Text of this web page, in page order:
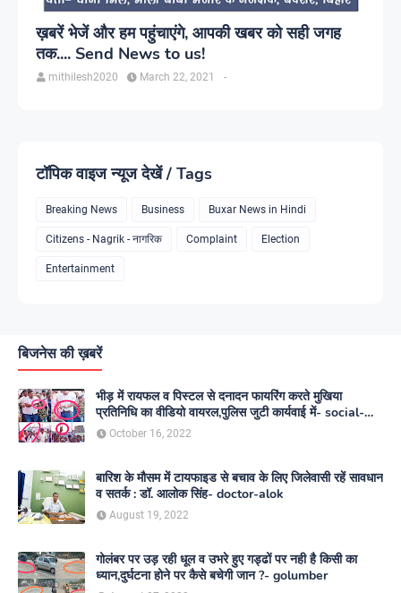
ख़बरें भेजें और हम पहुंचाएंगे, आपकी खबर को सही जगह
तक.... Send News to us!
mithilesh2020 -
March 22, 2021
टॉपिक वाइज न्यूज देखें / Tags
Breaking News Business Buxar News in Hindi
Citizens - Nagrik - नागरिक Complaint Election
Entertainment
बिजनेस की ख़बरें
भीड़ में रायफल व पिस्टल से दनादन फायरिंग करते मुखिया
प्रतिनिधि का वीडियो वायरल,पुलिस जुटी कार्यवाई में- social-
media
October 16, 2022
बारिश के मौसम में टायफाइड से बचाव के लिए जिलेवासी रहें सावधान
व सतर्क : डॉ. आलोक सिंह- doctor-alok
August 19, 2022
गोलंबर पर उड़ रही धूल व उभरे हुए गड्ढों पर नही है किसी का
ध्यान,दुर्घटना होने पर कैसे बचेगी जान ?- golumber